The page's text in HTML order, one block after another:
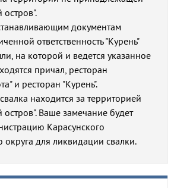
документам
ответственность "Курень"
на которой и ведется указанное
причал, ресторан
и ресторан "Курень".
находится за территорией
Ваше замечание будет
Карасунского
округа для ликвидации свалки.